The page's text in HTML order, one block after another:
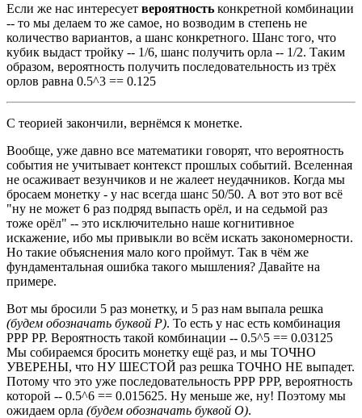
Если же нас интересует вероятность конкретной комбинации
-- то мы делаем то же самое, но возводим в степень не
количество вариантов, а шанс конкретного. Шанс того, что
кубик выдаст тройку -- 1/6, шанс получить орла -- 1/2. Таким
образом, вероятность получить последовательность из трёх
орлов равна 0.5^3 == 0.125
С теорией закончили, вернёмся к монетке.
Вообще, уже давно все математики говорят, что вероятность
события не учитывает контекст прошлых событий. Вселенная
не осаживает везунчиков и не жалеет неудачников. Когда мы
бросаем монетку - у нас всегда шанс 50/50. А вот это вот всё
"ну не может 6 раз подряд выпасть орёл, и на седьмой раз
тоже орёл" -- это исключительно наше когнитивное
искажение, ибо мы привыкли во всём искать закономерности.
Но такие объяснения мало кого проймут. Так в чём же
фундаментальная ошибка такого мышления? Давайте на
примере.
Вот мы бросили 5 раз монетку, и 5 раз нам выпала решка
(будем обозначать буквой Р). То есть у нас есть комбинация
РРР РР. Вероятность такой комбинации -- 0.5^5 == 0.03125
Мы собираемся бросить монетку ещё раз, и мы ТОЧНО
УВЕРЕНЫ, что НУ ШЕСТОЙ раз решка ТОЧНО НЕ выпадет.
Потому что это уже последовательность РРР РРР, вероятность
которой -- 0.5^6 == 0.015625. Ну меньше же, ну! Поэтому мы
ожидаем орла (будем обозначать буквой О).